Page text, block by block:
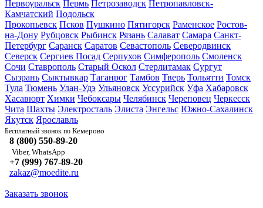
Первоуральск Пермь Петрозаводск Петропавловск-
Камчатский Подольск
Прокопьевск Псков Пушкино Пятигорск Раменское Ростов-
на-Дону Рубцовск Рыбинск Рязань Салават Самара Санкт-
Петербург Саранск Саратов Севастополь Северодвинск
Северск Сергиев Посад Серпухов Симферополь Смоленск
Сочи Ставрополь Старый Оскол Стерлитамак Сургут
Сызрань Сыктывкар Таганрог Тамбов Тверь Тольятти Томск
Тула Тюмень Улан-Удэ Ульяновск Уссурийск Уфа Хабаровск
Хасавюрт Химки Чебоксары Челябинск Череповец Черкесск
Чита Шахты Электросталь Элиста Энгельс Южно-Сахалинск
Якутск Ярославль
Бесплатный звонок по Кемерово
8 (800) 550-89-20
Viber, WhatsApp
+7 (999) 767-89-20
zakaz@moedite.ru
Заказать звонок